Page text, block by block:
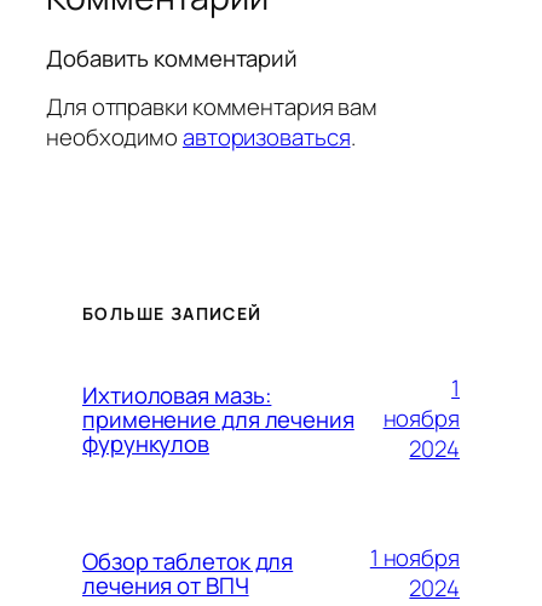
Добавить комментарий
Для отправки комментария вам
необходимоавторизоваться.
БОЛЬШЕ ЗАПИСЕЙ
Ихтиоловая мазь:
применение для лечения
фурункулов
1
ноября
2024
Обзор таблеток для
лечения от ВПЧ
1 ноября
2024